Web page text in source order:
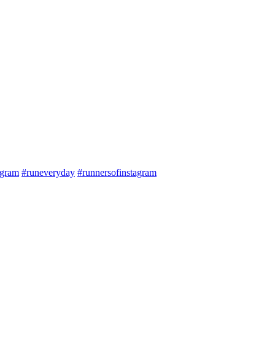
#runeveryday #runnersofinstagram